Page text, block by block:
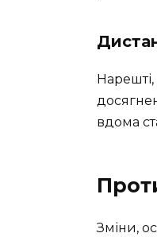
вдома
Зміни,